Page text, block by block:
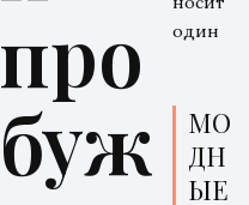
про
буж
один
МО
ДН
ЫЕ